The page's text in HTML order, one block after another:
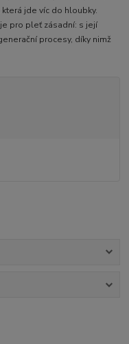
která jde víc do hloubky.
pro pleť zásadní: s její
procesy, díky nimž